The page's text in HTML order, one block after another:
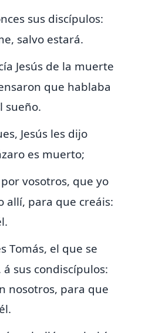
sus discípulos:
salvo estará.
Jesús de la muerte
que hablaba
sueño.
Jesús les dijo
es muerto;
vosotros, que yo
allí, para que creáis:
Tomás, el que se
sus condiscípulos:
nosotros, para que